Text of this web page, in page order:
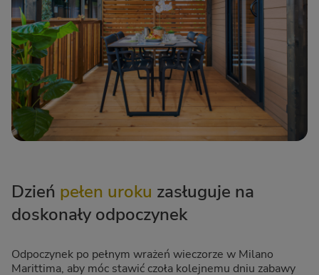
Dzień pełen uroku zasługuje na
doskonały odpoczynek
Odpoczynek po pełnym wrażeń wieczorze w Milano
Marittima, aby móc stawić czoła kolejnemu dniu zabawy